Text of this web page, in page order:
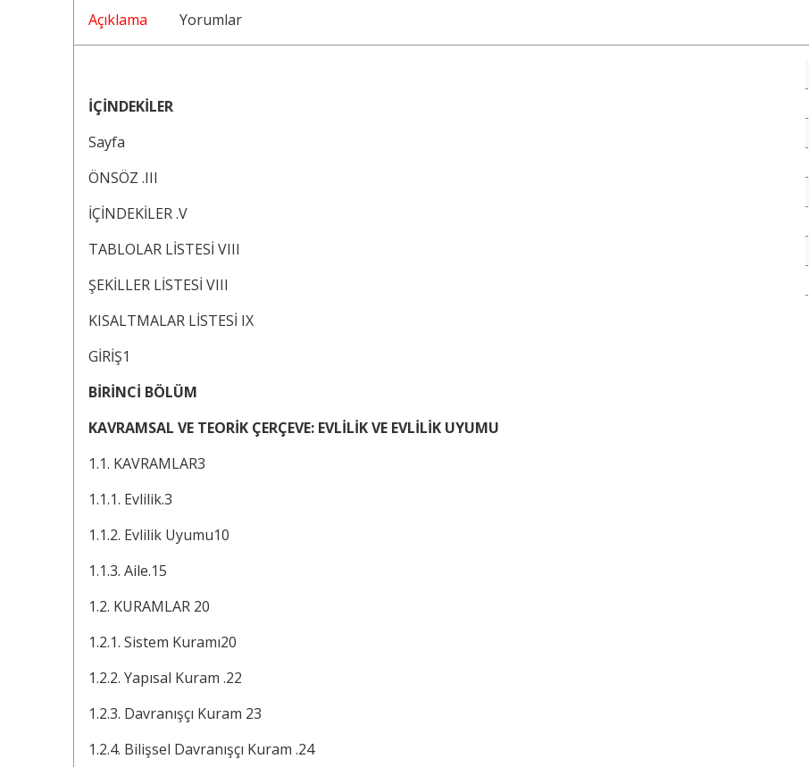
Açıklama Yorumlar
İÇİNDEKİLER
Sayfa
ÖNSÖZ .III
İÇİNDEKİLER .V
TABLOLAR LİSTESİ VIII
ŞEKİLLER LİSTESİ VIII
KISALTMALAR LİSTESİ IX
GİRİŞ1
BİRİNCİ BÖLÜM
KAVRAMSAL VE TEORİK ÇERÇEVE: EVLİLİK VE EVLİLİK UYUMU
1.1. KAVRAMLAR3
1.1.1. Evlilik.3
1.1.2. Evlilik Uyumu10
1.1.3. Aile.15
1.2. KURAMLAR 20
1.2.1. Sistem Kuramı20
1.2.2. Yapısal Kuram .22
1.2.3. Davranışçı Kuram 23
1.2.4. Bilişsel Davranışçı Kuram .24